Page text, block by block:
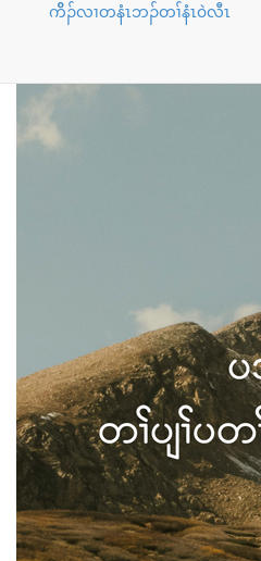
ကိိၣ်လၢတနံၤဘၣ်တၢ်နံၤ၀ဲလီၤ
ဖးအါထီၣ်